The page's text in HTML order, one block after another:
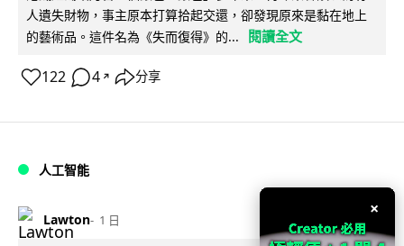
人遺失財物，事主原本打算拾起交還，卻發現原來是黏在地上
的藝術品。這件名為《失而復得》的...
閱讀全文
122 4 ↗ 分享
人工智能
Lawton 1 日
×